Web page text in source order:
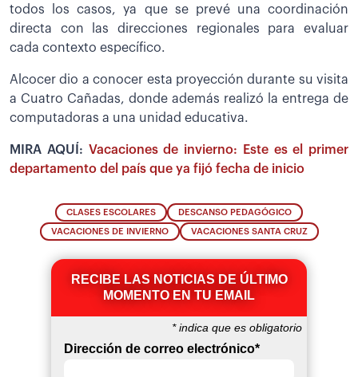
todos los casos, ya que se prevé una coordinación
directa con las direcciones regionales para evaluar
cada contexto específico.
Alcocer dio a conocer esta proyección durante su visita
a Cuatro Cañadas, donde además realizó la entrega de
computadoras a una unidad educativa.
MIRA AQUÍ: Vacaciones de invierno: Este es el primer
departamento del país que ya fijó fecha de inicio
CLASES ESCOLARES DESCANSO PEDAGÓGICO
VACACIONES DE INVIERNO VACACIONES SANTA CRUZ
RECIBE LAS NOTICIAS DE ÚLTIMO
MOMENTO EN TU EMAIL
*indica que es obligatorio
Dirección de correo electrónico*